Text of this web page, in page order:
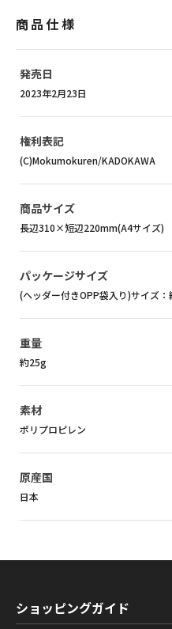
商品仕様
発売日
2023年2月23日
権利表記
(C)Mokumokuren/KADOKAWA
商品サイズ
長辺310×短辺220mm(A4サイズ)
パッケージサイズ
(ヘッダー付きOPP袋入り)サイズ
重量
約25g
素材
ポリプロピレン
原産国
日本
ショッピングガイド